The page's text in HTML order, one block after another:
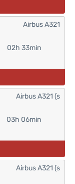
02h 33min
Airbus A321
03h 06min
Airbus A321 (s
Airbus A321 (s